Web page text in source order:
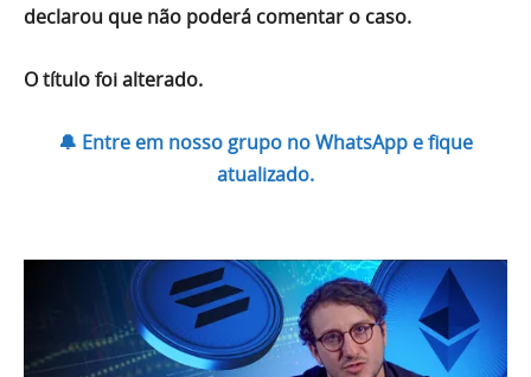
declarou que não poderá comentar o caso.
O título foi alterado.
🔔 Entre em nosso grupo no WhatsApp e fique
atualizado.